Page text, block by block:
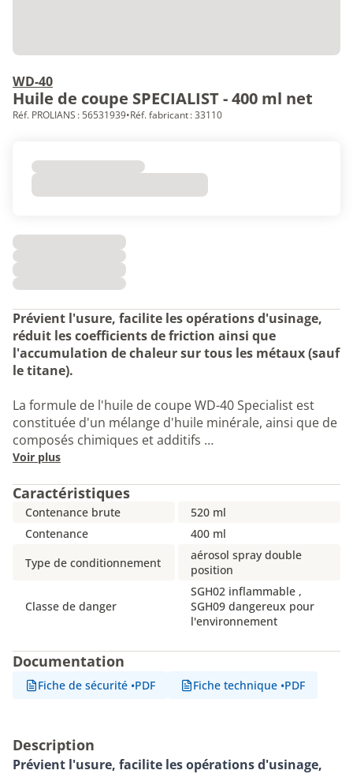
WD-40
Huile de coupe SPECIALIST - 400 ml net
Réf. PROLIANS : 56531939•Réf. fabricant : 33110
Prévient l'usure, facilite les opérations d'usinage,
réduit les coefficients de friction ainsi que
l'accumulation de chaleur sur tous les métaux (sauf
le titane).
La formule de l'huile de coupe WD-40 Specialist est
constituée d'un mélange d'huile minérale, ainsi que de
composés chimiques et additifs …
Voir plus
Caractéristiques
Contenance brute
520 ml
Contenance
400 ml
Type de conditionnement
aérosol spray double
position
Classe de danger
SGH02 inflammable ,
SGH09 dangereux pour
l'environnement
Documentation
Fiche de sécurité •PDF Fiche technique •PDF
Description
Prévient l'usure, facilite les opérations d'usinage,